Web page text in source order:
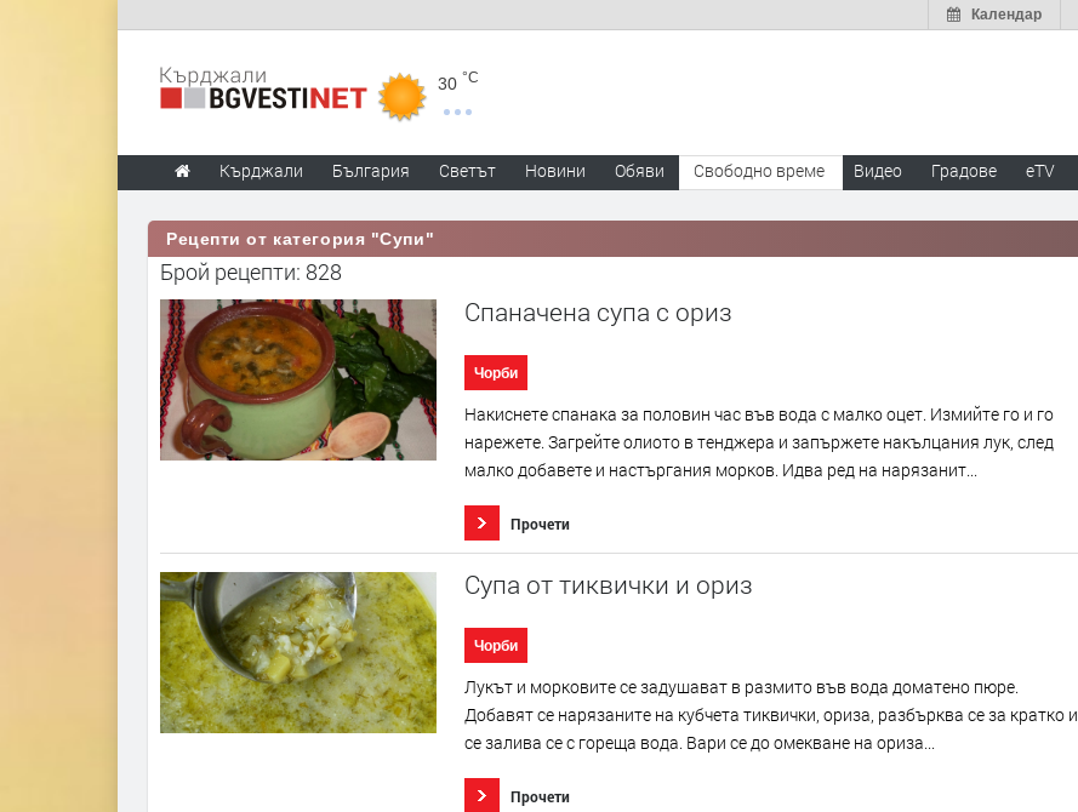
Календар
30 °C
Кърджали България Светът Новини Обяви Свободно време Видео Градове eTV
Рецепти от категория "Супи"
Брой рецепти: 828
Спаначена супа с ориз
Чорби
Накиснете спанака за половин час във вода с малко оцет. Измийте го и го
нарежете. Загрейте олиото в тенджера и запържете накълцания лук, след
малко добавете и настъргания морков. Идва ред на нарязанит...
Прочети
Супа от тиквички и ориз
Чорби
Лукът и морковите се задушават в размито във вода доматено пюре.
Добавят се нарязаните на кубчета тиквички, ориза, разбърква се за кратко и
се залива се с гореща вода. Вари се до омекване на ориза...
Прочети